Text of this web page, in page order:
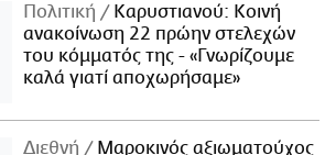
Πολιτική
Καρυστιανού: Κοινή
ανακοίνωση 22 πρώην στελεχών
του κόμματός της - «Γνωρίζουμε
καλά γιατί αποχωρήσαμε»
Διεθνή
Μαροκινός αξιωματούχος